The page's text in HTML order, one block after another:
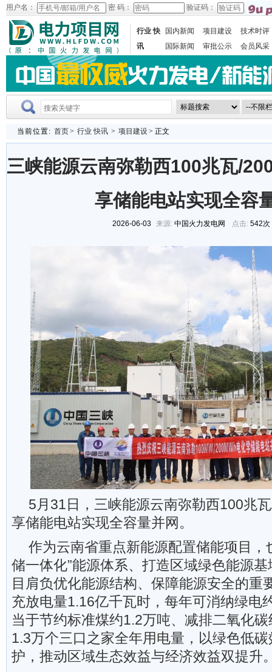
用户名： 密 码： 验证码：
行业 快
讯
国内新闻 项目建设
技术时评
国际新闻
审批公示 会员风采
当前位置: 首页> 行业 快讯 > 项目建设> 正文
三峡能源云南弥勒西100兆瓦/
享储能电站实现全容
2026-06-03 来源: 中国火力发电网 点击: 542次
5月31日，三峡能源云南弥勒西100兆
享储能电站实现全容量并网。
作为云南省重点新能源配置储能项目，
储一体化”能源体系、打造区域绿色能源
目肩负优化能源结构、保障能源安全的重
充放电量1.16亿千瓦时，每年可消纳绿电
当于节约标准煤约1.2万吨、减排二氧化
1.3万个三口之家全年用电量，以绿色低
护，推动区域生态效益与经济效益双提升